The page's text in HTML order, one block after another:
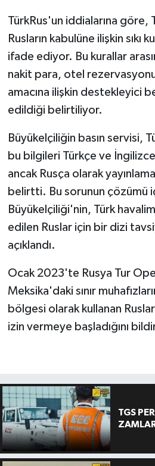
TürkRus'un iddialarına göre,
Rusların kabulüne ilişkin sıkı
ifade ediyor. Bu kurallar
nakit para, otel
amacına ilişkin destekleyici
edildiği belirtiliyor.
Büyükelçiliğin basın servisi,
bu bilgileri Türkçe ve İngilizce
ancak Rusça olarak
belirtti. Bu sorunun çözümü
Büyükelçiliği'nin, Türk
edilen Ruslar için bir dizi
açıklandı.
Ocak 2023'te Rusya Tur
Meksika'daki sınır
bölgesi olarak kullanan
izin vermeye başladığını
TGS